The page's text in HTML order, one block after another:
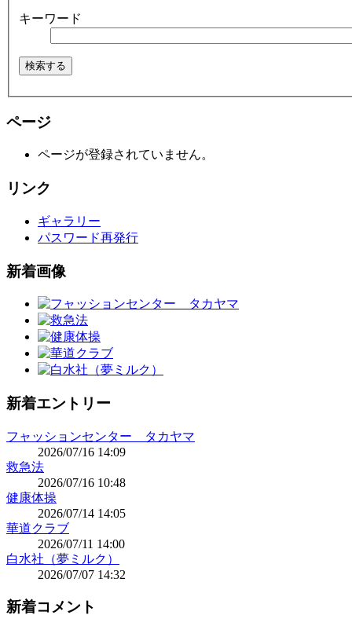
キーワード
ページ
ページが登録されていません。
リンク
ギャラリー
パスワード再発行
新着画像
新着エントリー
フャッションセンター タカヤマ
2026/07/16 14:09
救急法
2026/07/16 10:48
健康体操
2026/07/14 14:05
華道クラブ
2026/07/11 14:00
白水社（夢ミルク）
2026/07/07 14:32
新着コメント